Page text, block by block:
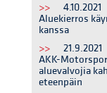
>>
4.10.2021
Aluekierros
kanssa
>>
21.9.2021
AKK-
aluevalvojia
eteenpäin